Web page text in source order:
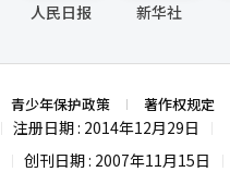
人民日报 新华社
青少年保护政策 著作权规定
注册日期 : 2014年12月29日
创刊日期 : 2007年11月15日